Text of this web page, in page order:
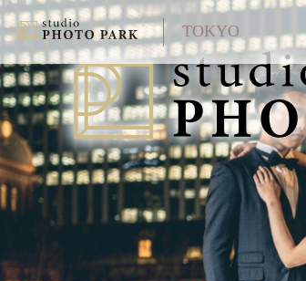
TOKYO